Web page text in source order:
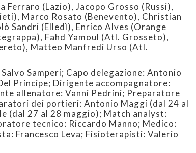
Ferraro (Lazio), Jacopo Grosso (Russi),
Marco Rosato (Benevento), Christian
Sandri (Elledì), Enrico Alves (Orange
Fahd Yamoul (Atl. Grosseto),
Matteo Manfredi Urso (Atl.
Samperi; Capo delegazione: Antonio
Principe; Dirigente accompagnatore:
allenatore: Vanni Pedrini; Preparatore
dei portieri: Antonio Maggi (dal 24 al
(dal 27 al 28 maggio); Match analyst:
tecnico: Riccardo Manno; Medico:
Francesco Leva; Fisioterapisti: Valerio